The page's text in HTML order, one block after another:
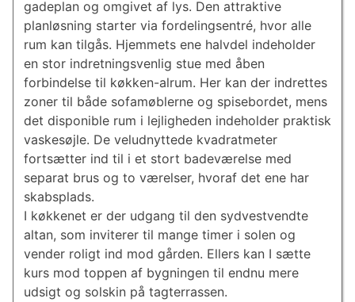
gadeplan og omgivet af lys. Den attraktive
planløsning starter via fordelingsentré, hvor alle
rum kan tilgås. Hjemmets ene halvdel indeholder
en stor indretningsvenlig stue med åben
forbindelse til køkken-alrum. Her kan der indrettes
zoner til både sofamøblerne og spisebordet, mens
det disponible rum i lejligheden indeholder praktisk
vaskesøjle. De veludnyttede kvadratmeter
fortsætter ind til i et stort badeværelse med
separat brus og to værelser, hvoraf det ene har
skabsplads.
I køkkenet er der udgang til den sydvestvendte
altan, som inviterer til mange timer i solen og
vender roligt ind mod gården. Ellers kan I sætte
kurs mod toppen af bygningen til endnu mere
udsigt og solskin på tagterrassen.